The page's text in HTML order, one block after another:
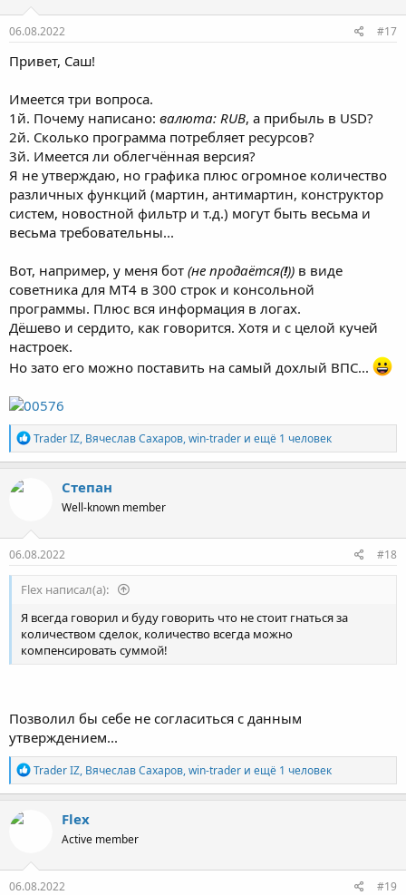
:
06.08.2022 #17
Привет, Саш!
Имеется три вопроса.
1й. Почему написано: валюта: RUB, а прибыль в USD?
2й. Сколько программа потребляет ресурсов?
3й. Имеется ли облегчённая версия?
Я не утверждаю, но графика плюс огромное количество
различных функций (мартин, антимартин, конструктор
систем, новостной фильтр и т.д.) могут быть весьма и
весьма требовательны...
Вот, например, у меня бот (не продаётся(!)) в виде
советника для МТ4 в 300 строк и консольной
программы. Плюс вся информация в логах.
Дёшево и сердито, как говорится. Хотя и с целой кучей
настроек.
Но зато его можно поставить на самый дохлый ВПС...
Р
е
а
:
Trader IZ, Вячеслав Сахаров,win-trader и ещё 1 человек
Степaн
Well-known member
06.08.2022 #18
Flex написал(а):
Я всегда говорил и буду говорить что не стоит гнаться за
количеством сделок, количество всегда можно
компенсировать суммой!
Позволил бы себе не согласиться с данным
утверждением...
Р
е
а
:
Trader IZ, Вячеслав Сахаров,win-trader и ещё 1 человек
Flex
Active member
06.08.2022 #19